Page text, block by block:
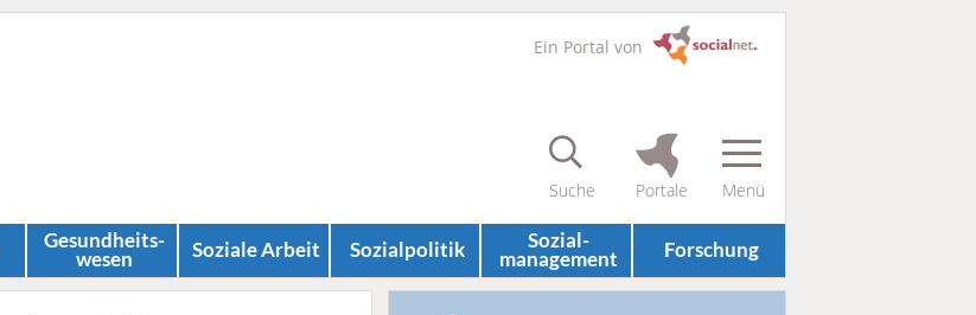
Ein Portal von
Gesundheits­
wesen Soziale Arbeit Sozial­politik Sozial­
management Forschung